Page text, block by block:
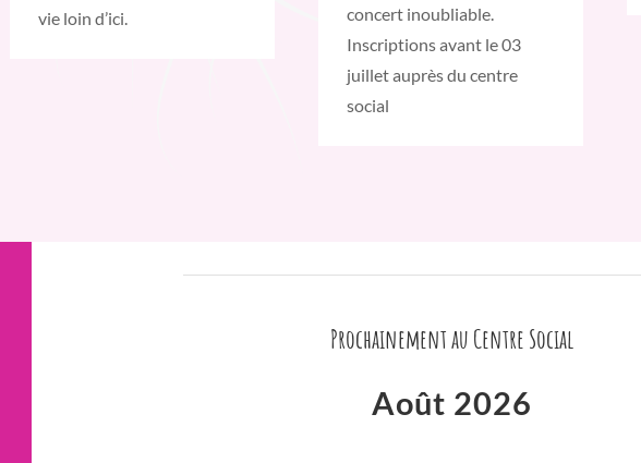
concert inoubliable.
Inscriptions avant le 03
juillet auprès du centre
social
vie loin d’ici.
Prochainement au Centre Social
Août 2026